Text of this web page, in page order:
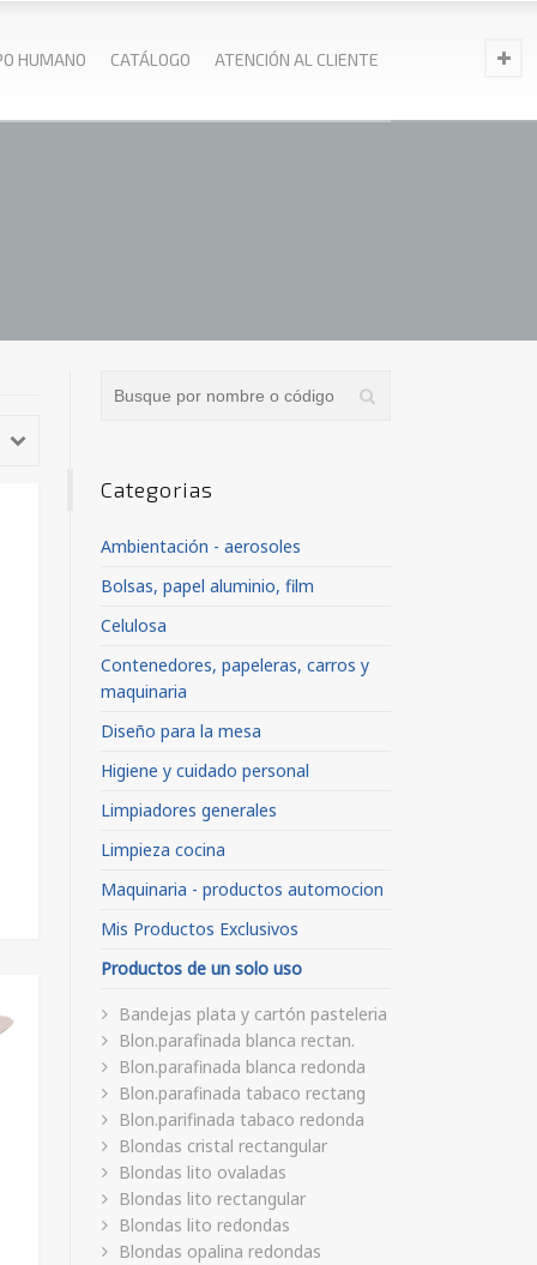
HUMANO CATÁLOGO ATENCIÓN AL CLIENTE
Categorias
Ambientación - aerosoles
Bolsas, papel aluminio, film
Celulosa
Contenedores, papeleras, carros y
maquinaria
Diseño para la mesa
Higiene y cuidado personal
Limpiadores generales
Limpieza cocina
Maquinaria - productos automocion
Mis Productos Exclusivos
Productos de un solo uso
Bandejas plata y cartón pasteleria
Blon.parafinada blanca rectan.
Blon.parafinada blanca redonda
Blon.parafinada tabaco rectang
Blon.parifinada tabaco redonda
Blondas cristal rectangular
Blondas lito ovaladas
Blondas lito rectangular
Blondas lito redondas
Blondas opalina redondas